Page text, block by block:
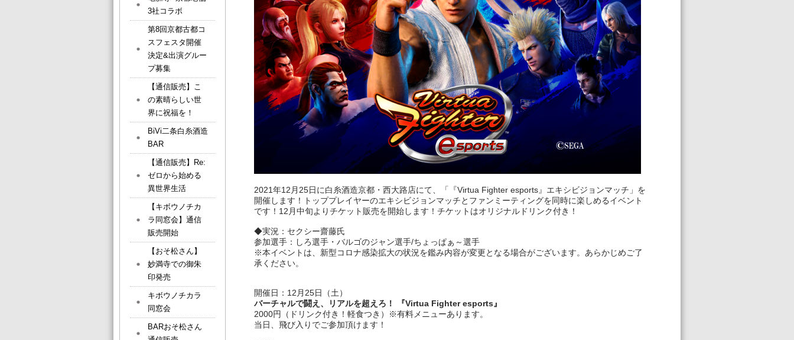
2021年12月25日に白糸酒造京都・西大路店にて、「『Virtua Fighter esports』エキシビジョンマッチ」を
開催します！トッププレイヤーのエキシビジョンマッチとファンミーティングを同時に楽しめるイベント
です！12月中旬よりチケット販売を開始します！チケットはオリジナルドリンク付き！
◆実況：セクシー齋藤氏
参加選手：しろ選手・バルゴのジャン選手/ちょっぱぁ～選手
※本イベントは、新型コロナ感染拡大の状況を鑑み内容が変更となる場合がございます。あらかじめご了
承ください。
開催日：12月25日（土）
バーチャルで闘え、リアルを超えろ！ 『Virtua Fighter esports』
2000円（ドリンク付き！軽食つき）※有料メニューあります。
当日、飛び入りでご参加頂けます！
3社コラボ
第8回京都古都コ
スフェスタ開催
決定&出演グルー
プ募集
【通信販売】こ
の素晴らしい世
界に祝福を！
BiVi二条白糸酒造
BAR
【通信販売】Re:
ゼロから始める
異世界生活
【キボウノチカ
ラ同窓会】通信
販売開始
【おそ松さん】
妙満寺での御朱
印発売
キボウノチカラ
同窓会
BARおそ松さん